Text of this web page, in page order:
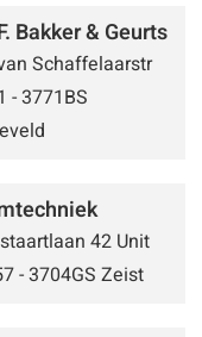
Bakker & Geurts
Schaffelaarstr
- 3771BS
42 Unit
- 3704GS Zeist